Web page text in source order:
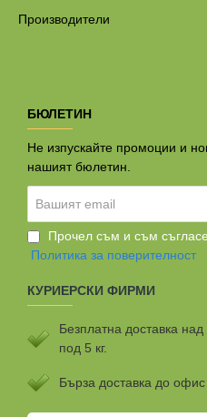
Производители
БЮЛЕТИН
Не изпускайте промоции и
нашият бюлетин.
email
Прочел съм и съм
Политика за поверителност
КУРИЕРСКИ ФИРМИ
Безплатна доставка
под 5 кг.
Бързa доставка до